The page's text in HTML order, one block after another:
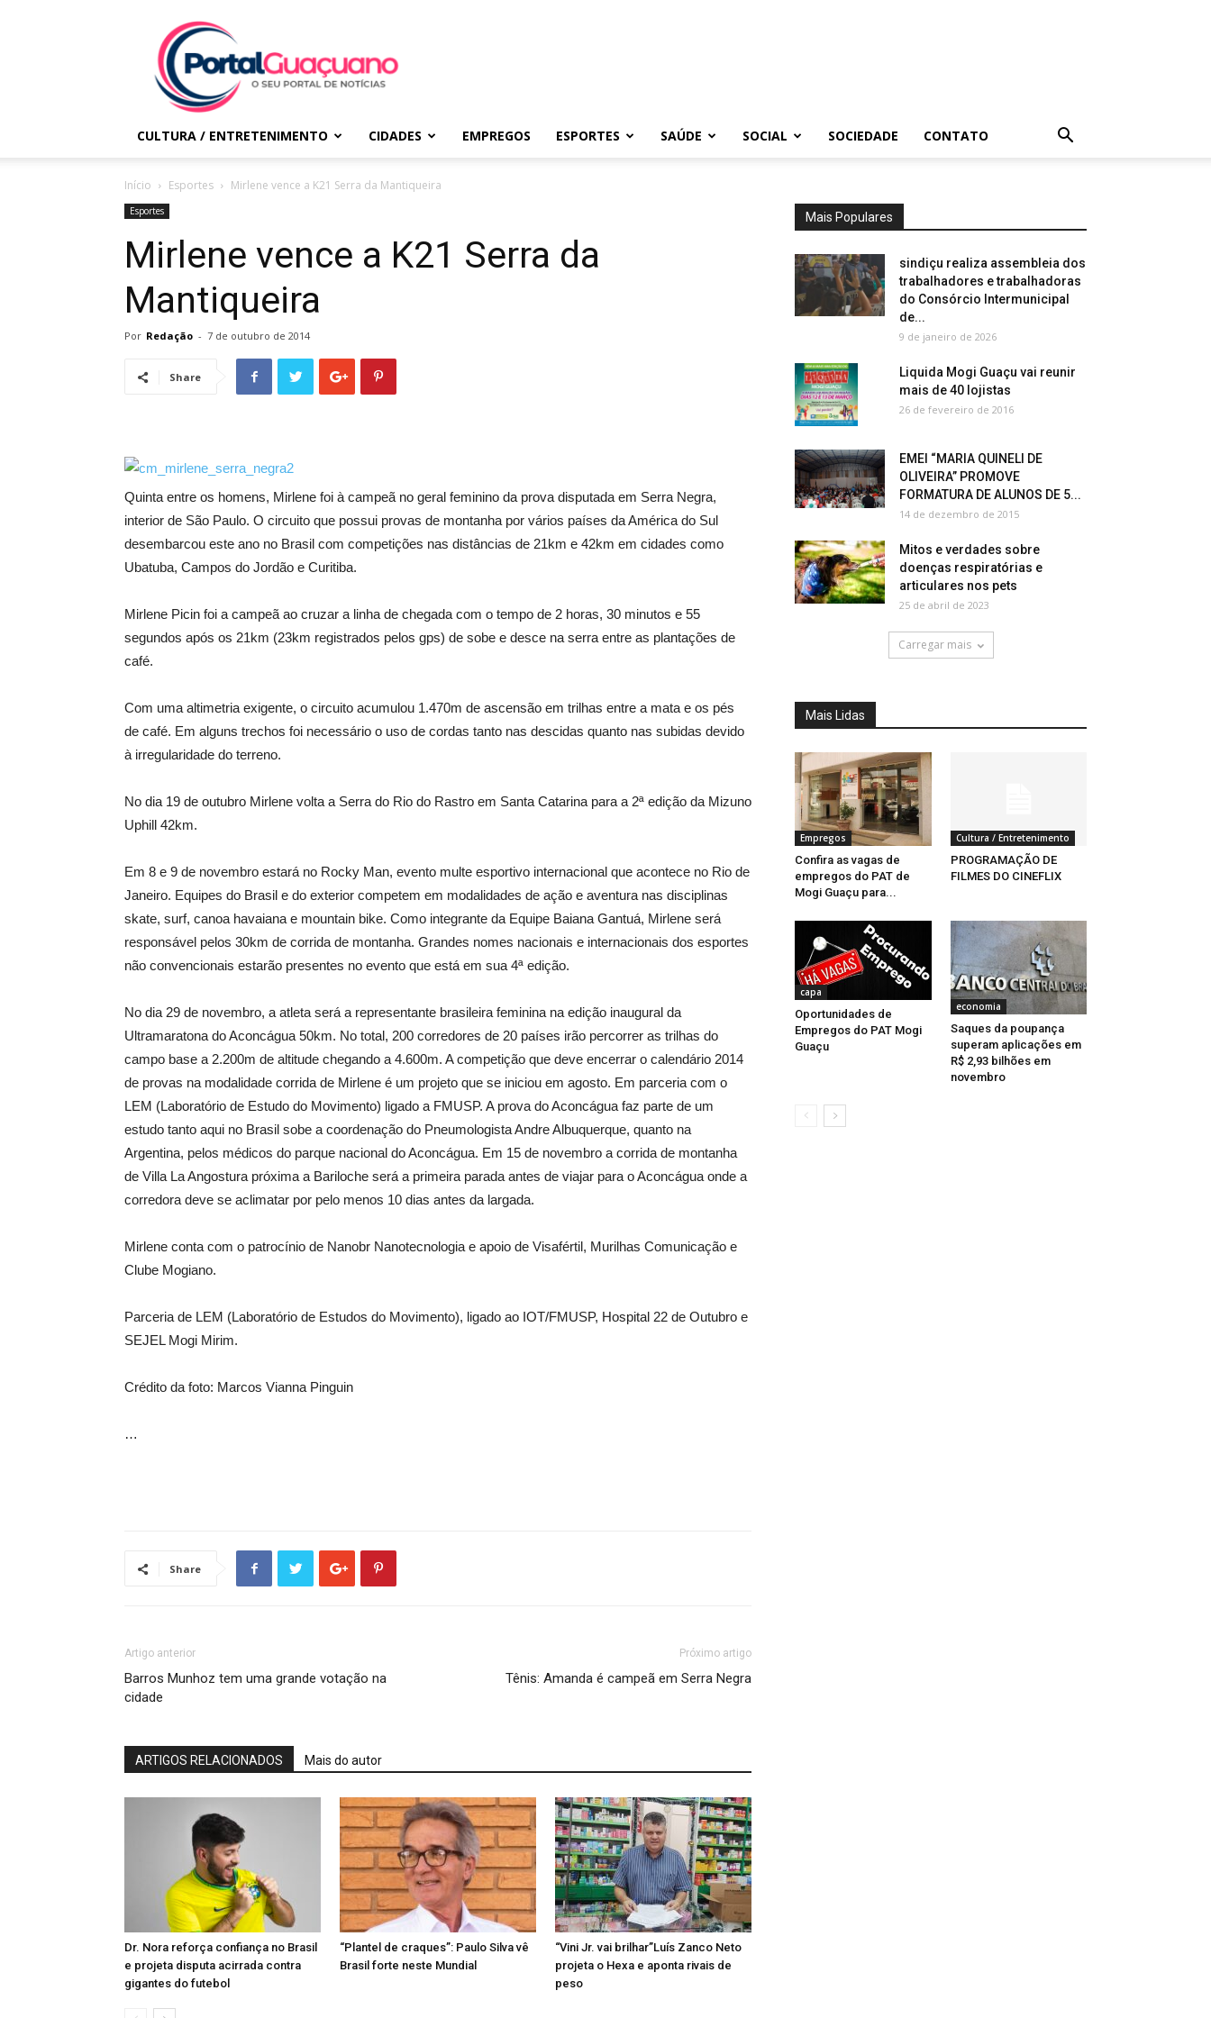
Portal
Guaçuano
CULTURA / ENTRETENIMENTO CIDADES EMPREGOS ESPORTES SAÚDE SOCIAL SOCIEDADE CONTATO
Início Esportes Mirlene vence a K21 Serra da Mantiqueira
Esportes
Mirlene vence a K21 Serra da
Mantiqueira
Por Redação - 7 de outubro de 2014
Share
Quinta entre os homens, Mirlene foi à campeã no geral feminino da prova disputada em Serra Negra,
interior de São Paulo. O circuito que possui provas de montanha por vários países da América do Sul
desembarcou este ano no Brasil com competições nas distâncias de 21km e 42km em cidades como
Ubatuba, Campos do Jordão e Curitiba.
Mirlene Picin foi a campeã ao cruzar a linha de chegada com o tempo de 2 horas, 30 minutos e 55
segundos após os 21km (23km registrados pelos gps) de sobe e desce na serra entre as plantações de
café.
Com uma altimetria exigente, o circuito acumulou 1.470m de ascensão em trilhas entre a mata e os pés
de café. Em alguns trechos foi necessário o uso de cordas tanto nas descidas quanto nas subidas devido
à irregularidade do terreno.
No dia 19 de outubro Mirlene volta a Serra do Rio do Rastro em Santa Catarina para a 2ª edição da Mizuno
Uphill 42km.
Em 8 e 9 de novembro estará no Rocky Man, evento multe esportivo internacional que acontece no Rio de
Janeiro. Equipes do Brasil e do exterior competem em modalidades de ação e aventura nas disciplinas
skate, surf, canoa havaiana e mountain bike. Como integrante da Equipe Baiana Gantuá, Mirlene será
responsável pelos 30km de corrida de montanha. Grandes nomes nacionais e internacionais dos esportes
não convencionais estarão presentes no evento que está em sua 4ª edição.
No dia 29 de novembro, a atleta será a representante brasileira feminina na edição inaugural da
Ultramaratona do Aconcágua 50km. No total, 200 corredores de 20 países irão percorrer as trilhas do
campo base a 2.200m de altitude chegando a 4.600m. A competição que deve encerrar o calendário 2014
de provas na modalidade corrida de Mirlene é um projeto que se iniciou em agosto. Em parceria com o
LEM (Laboratório de Estudo do Movimento) ligado a FMUSP. A prova do Aconcágua faz parte de um
estudo tanto aqui no Brasil sobe a coordenação do Pneumologista Andre Albuquerque, quanto na
Argentina, pelos médicos do parque nacional do Aconcágua. Em 15 de novembro a corrida de montanha
de Villa La Angostura próxima a Bariloche será a primeira parada antes de viajar para o Aconcágua onde a
corredora deve se aclimatar por pelo menos 10 dias antes da largada.
Mirlene conta com o patrocínio de Nanobr Nanotecnologia e apoio de Visafértil, Murilhas Comunicação e
Clube Mogiano.
Parceria de LEM (Laboratório de Estudos do Movimento), ligado ao IOT/FMUSP, Hospital 22 de Outubro e
SEJEL Mogi Mirim.
Crédito da foto: Marcos Vianna Pinguin
…
Share
Artigo anterior
Barros Munhoz tem uma grande votação na
cidade
Próximo artigo
Tênis: Amanda é campeã em Serra Negra
ARTIGOS RELACIONADOS Mais do autor
Dr. Nora reforça confiança no Brasil
e projeta disputa acirrada contra
gigantes do futebol
“Plantel de craques”: Paulo Silva vê
Brasil forte neste Mundial
“Vini Jr. vai brilhar”Luís Zanco Neto
projeta o Hexa e aponta rivais de
peso
Mais Populares
sindiçu realiza assembleia dos
trabalhadores e trabalhadoras
do Consórcio Intermunicipal
de...
9 de janeiro de 2026
Liquida Mogi Guaçu vai reunir
mais de 40 lojistas
26 de fevereiro de 2016
EMEI “MARIA QUINELI DE
OLIVEIRA” PROMOVE
FORMATURA DE ALUNOS DE 5...
14 de dezembro de 2015
Mitos e verdades sobre
doenças respiratórias e
articulares nos pets
25 de abril de 2023
Carregar mais
Mais Lidas
Empregos
Confira as vagas de
empregos do PAT de
Mogi Guaçu para...
Cultura / Entretenimento
PROGRAMAÇÃO DE
FILMES DO CINEFLIX
capa
Oportunidades de
Empregos do PAT Mogi
Guaçu
economia
Saques da poupança
superam aplicações em
R$ 2,93 bilhões em
novembro